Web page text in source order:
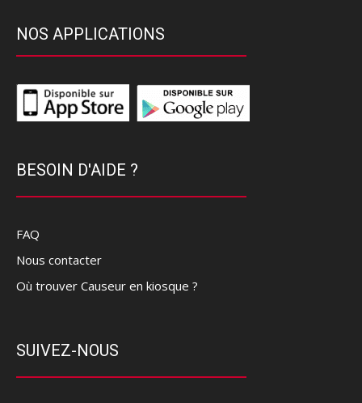
NOS APPLICATIONS
BESOIN D'AIDE ?
FAQ
Nous contacter
Où trouver Causeur en kiosque ?
SUIVEZ-NOUS